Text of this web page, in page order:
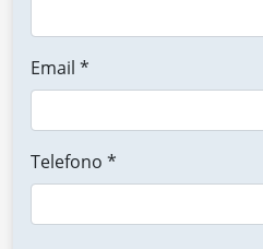
Email *
Telefono *